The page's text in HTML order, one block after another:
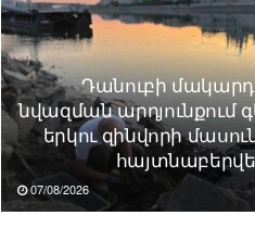
Դանուբի
նվազման արդյունքում
երկու զինվորի
07/08/2026